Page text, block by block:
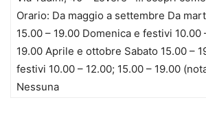
Orario: Da maggio a settembre Da
15.00 – 19.00 Domenica e festivi 10.00
19.00 Aprile e ottobre Sabato 15.00 –
festivi 10.00 – 12.00; 15.00 – 19.00
Nessuna